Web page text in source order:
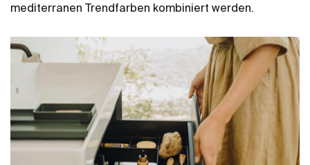
mediterranen Trendfarben kombiniert werden.